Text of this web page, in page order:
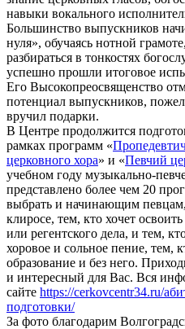
навыки вокального
Большинство выпускников
нуля», обучаясь нотной
разбираться в тонкостях
успешно прошли итоговое
Его Высокопреосвященство
потенциал выпускников,
вручил подарки.
В Центре продолжится
рамках программ «
церковного хора» и «Певчий
учебном году музыкально-
представлено более чем 20
выбрать и начинающим
клиросе, тем, кто хочет
или регентского дела, и тем,
хоровое и сольное пение, тем,
образование и без него.
и интересный для Вас. Вся
сайте https://cerkovcentr34.ru/
подготовки/
За фото благодарим